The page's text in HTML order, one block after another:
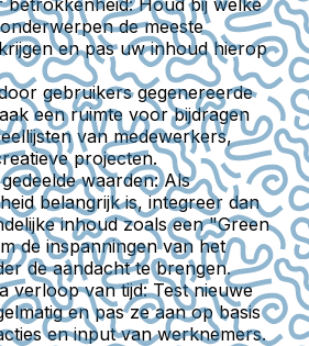
de meeste
en pas uw inhoud hierop
gebruikers gegenereerde
een ruimte voor bijdragen
van medewerkers,
projecten.
waarden: Als
belangrijk is, integreer dan
inhoud zoals een "Green
de inspanningen van het
de aandacht te brengen.
verloop van tijd: Test nieuwe
en pas ze aan op basis
en input van werknemers.